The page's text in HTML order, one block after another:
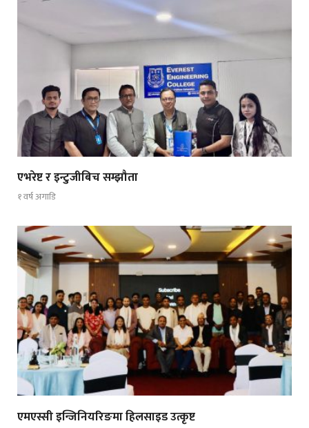
एभरेष्ट र इन्टुजीबिच सम्झौता
१ वर्ष अगाडि
एमएस्सी इन्जिनियरिङमा हिलसाइड उत्कृष्ट